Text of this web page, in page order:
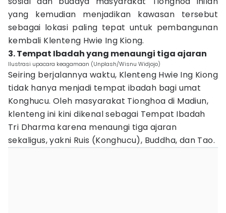
yang kemudian menjadikan kawasan tersebut
sebagai lokasi paling tepat untuk pembangunan
kembali Klenteng Hwie Ing Kiong.
3. Tempat Ibadah yang menaungi tiga ajaran
Ilustrasi upacara keagamaan (Unplash/Wisnu Widjojo)
Seiring berjalannya waktu, Klenteng Hwie Ing Kiong
tidak hanya menjadi tempat ibadah bagi umat
Konghucu. Oleh masyarakat Tionghoa di Madiun,
klenteng ini kini dikenal sebagai Tempat Ibadah
Tri Dharma karena menaungi tiga ajaran
sekaligus, yakni Ruis (Konghucu), Buddha, dan Tao.